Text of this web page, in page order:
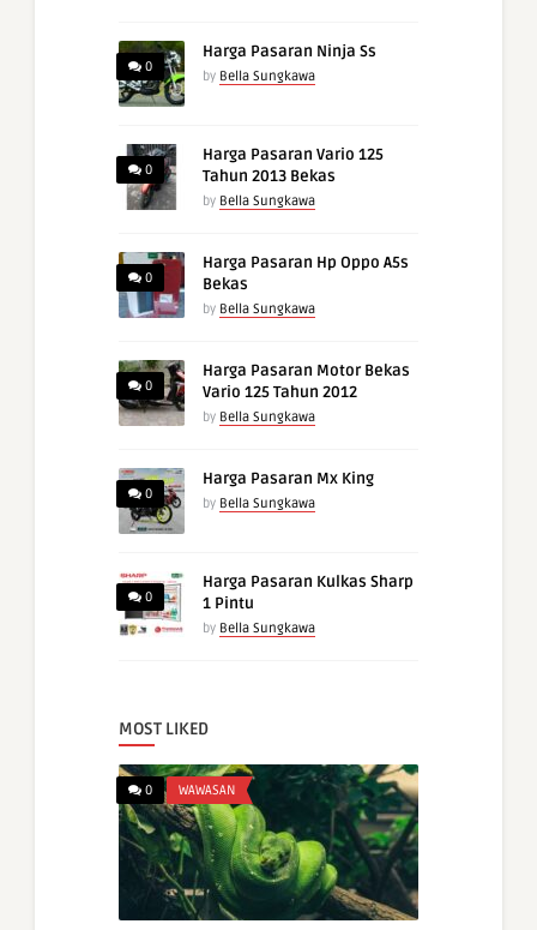
0
Harga Pasaran Ninja Ss
by Bella Sungkawa
0
Harga Pasaran Vario 125
Tahun 2013 Bekas
by Bella Sungkawa
0
Harga Pasaran Hp Oppo A5s
Bekas
by Bella Sungkawa
0
Harga Pasaran Motor Bekas
Vario 125 Tahun 2012
by Bella Sungkawa
0
Harga Pasaran Mx King
by Bella Sungkawa
0
Harga Pasaran Kulkas Sharp
1 Pintu
by Bella Sungkawa
MOST LIKED
0 WAWASAN